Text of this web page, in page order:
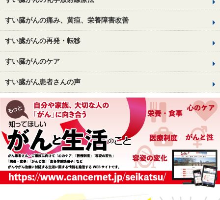
すい臓がんの痛み、黄疸、栄養障害改善
すい臓がんの再発・転移
すい臓がんのケア
すい臓がん患者さんの声